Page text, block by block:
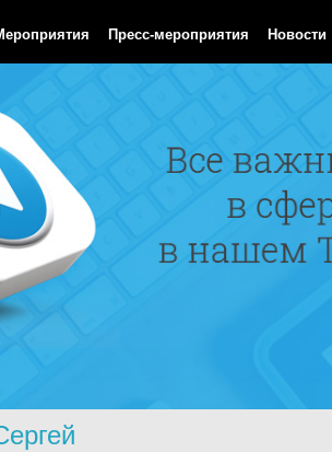
Пресс-мероприятия Новости